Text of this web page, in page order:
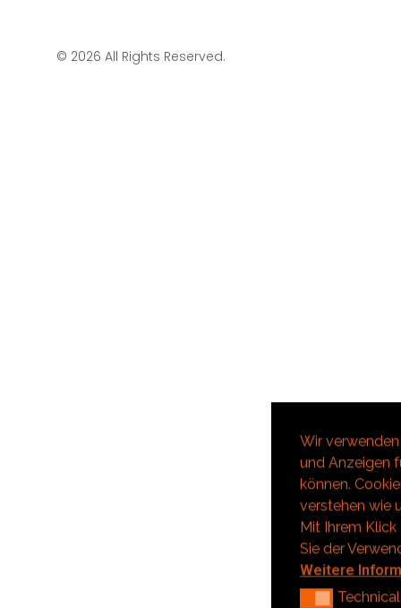
© 2026 All Rights Reserved.
Wir
und Anzeigen
können.
verstehen wie
Mit Ihrem
Sie der
Weitere
TechnicalTechnical